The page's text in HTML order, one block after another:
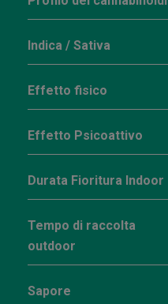
Indica / Sativa
Effetto fisico
Effetto Psicoattivo
Durata Fioritura Indoor
Tempo di raccolta
outdoor
Sapore